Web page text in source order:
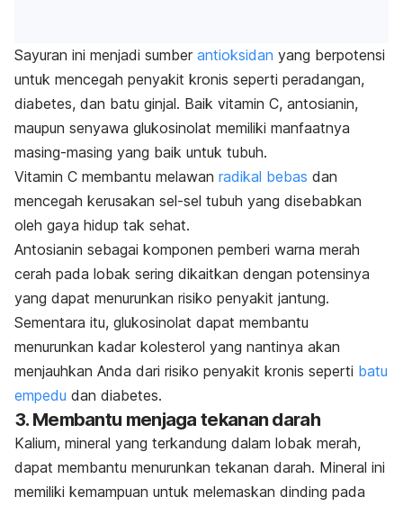
Sayuran ini menjadi sumber antioksidan yang berpotensi
untuk mencegah penyakit kronis seperti peradangan,
diabetes, dan batu ginjal. Baik vitamin C, antosianin,
maupun senyawa glukosinolat memiliki manfaatnya
masing-masing yang baik untuk tubuh.
Vitamin C membantu melawan radikal bebas dan
mencegah kerusakan sel-sel tubuh yang disebabkan
oleh gaya hidup tak sehat.
Antosianin sebagai komponen pemberi warna merah
cerah pada lobak sering dikaitkan dengan potensinya
yang dapat menurunkan risiko penyakit jantung.
Sementara itu, glukosinolat dapat membantu
menurunkan kadar kolesterol yang nantinya akan
menjauhkan Anda dari risiko penyakit kronis seperti batu
empedu dan diabetes.
3. Membantu menjaga tekanan darah
Kalium, mineral yang terkandung dalam lobak merah,
dapat membantu menurunkan tekanan darah. Mineral ini
memiliki kemampuan untuk melemaskan dinding pada